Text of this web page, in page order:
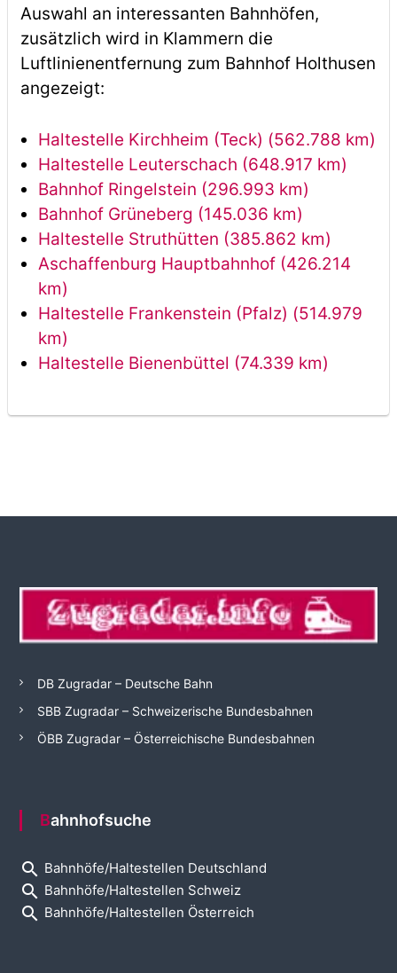
Auswahl an interessanten Bahnhöfen,
zusätzlich wird in Klammern die
Luftlinienentfernung zum Bahnhof Holthusen
angezeigt:
Haltestelle Kirchheim (Teck) (562.788 km)
Haltestelle Leuterschach (648.917 km)
Bahnhof Ringelstein (296.993 km)
Bahnhof Grüneberg (145.036 km)
Haltestelle Struthütten (385.862 km)
Aschaffenburg Hauptbahnhof (426.214
km)
Haltestelle Frankenstein (Pfalz) (514.979
km)
Haltestelle Bienenbüttel (74.339 km)
DB Zugradar – Deutsche Bahn
SBB Zugradar – Schweizerische Bundesbahnen
ÖBB Zugradar – Österreichische Bundesbahnen
Bahnhofsuche
search Bahnhöfe/Haltestellen Deutschland
search Bahnhöfe/Haltestellen Schweiz
search Bahnhöfe/Haltestellen Österreich